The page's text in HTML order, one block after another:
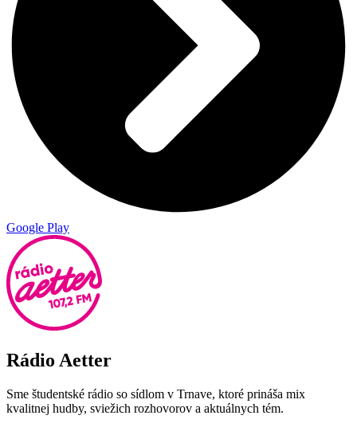
Google Play
Rádio Aetter
Sme študentské rádio so sídlom v Trnave, ktoré prináša mix
kvalitnej hudby, sviežich rozhovorov a aktuálnych tém.